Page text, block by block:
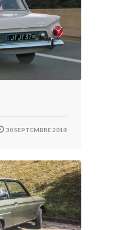
30 SEPTEMBRE 2018